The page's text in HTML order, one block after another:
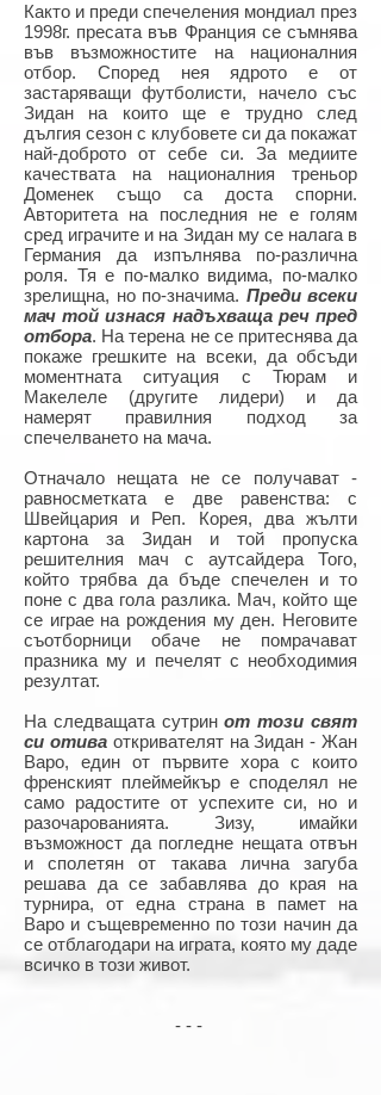
Както и преди спечеления мондиал през
1998г. пресата във Франция се съмнява
във възможностите на националния
отбор. Според нея ядрото е от
застаряващи футболисти, начело със
Зидан на които ще е трудно след
дългия сезон с клубовете си да покажат
най-доброто от себе си. За медиите
качествата на националния треньор
Доменек също са доста спорни.
Авторитета на последния не е голям
сред играчите и на Зидан му се налага в
Германия да изпълнява по-различна
роля. Тя е по-малко видима, по-малко
зрелищна, но по-значима. Преди всеки
мач той изнася надъхваща реч пред
отбора. На терена не се притеснява да
покаже грешките на всеки, да обсъди
моментната ситуация с Тюрам и
Макелеле (другите лидери) и да
намерят правилния подход за
спечелването на мача.
Отначало нещата не се получават -
равносметката е две равенства: с
Швейцария и Реп. Корея, два жълти
картона за Зидан и той пропуска
решителния мач с аутсайдера Того,
който трябва да бъде спечелен и то
поне с два гола разлика. Мач, който ще
се играе на рождения му ден. Неговите
съотборници обаче не помрачават
празника му и печелят с необходимия
резултат.
На следващата сутринот този свят
си отиваоткривателят на Зидан - Жан
Варо, един от първите хора с които
френският плеймейкър е споделял не
само радостите от успехите си, но и
разочарованията. Зизу, имайки
възможност да погледне нещата отвън
и сполетян от такава лична загуба
решава да се забавлява до края на
турнира, от една страна в памет на
Варо и същевременно по този начин да
се отблагодари на играта, която му даде
всичко в този живот.
- - -